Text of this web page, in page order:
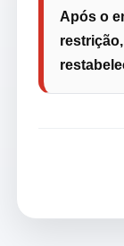
Após o